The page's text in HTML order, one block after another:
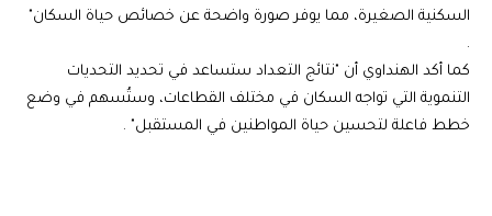
السكنية الصغيرة، مما يوفر صورة واضحة عن خصائص حياة السكان"
.
كما أكد الهنداوي أن "نتائج التعداد ستساعد في تحديد التحديات
التنموية التي تواجه السكان في مختلف القطاعات، وستُسهم في وضع
خطط فاعلة لتحسين حياة المواطنين في المستقبل" .